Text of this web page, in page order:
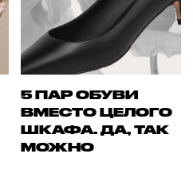
5 ПАР ОБУВИ
ВМЕСТО ЦЕЛОГО
ШКАФА. ДА, ТАК
МОЖНО